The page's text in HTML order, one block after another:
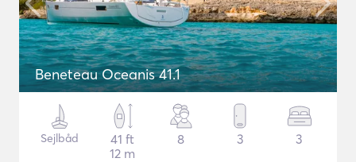
Beneteau Oceanis 41.1
Sejlbåd
41 ft
12 m
8 3 3